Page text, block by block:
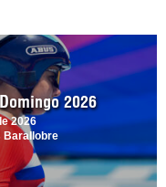
2026
2026
Barallobre